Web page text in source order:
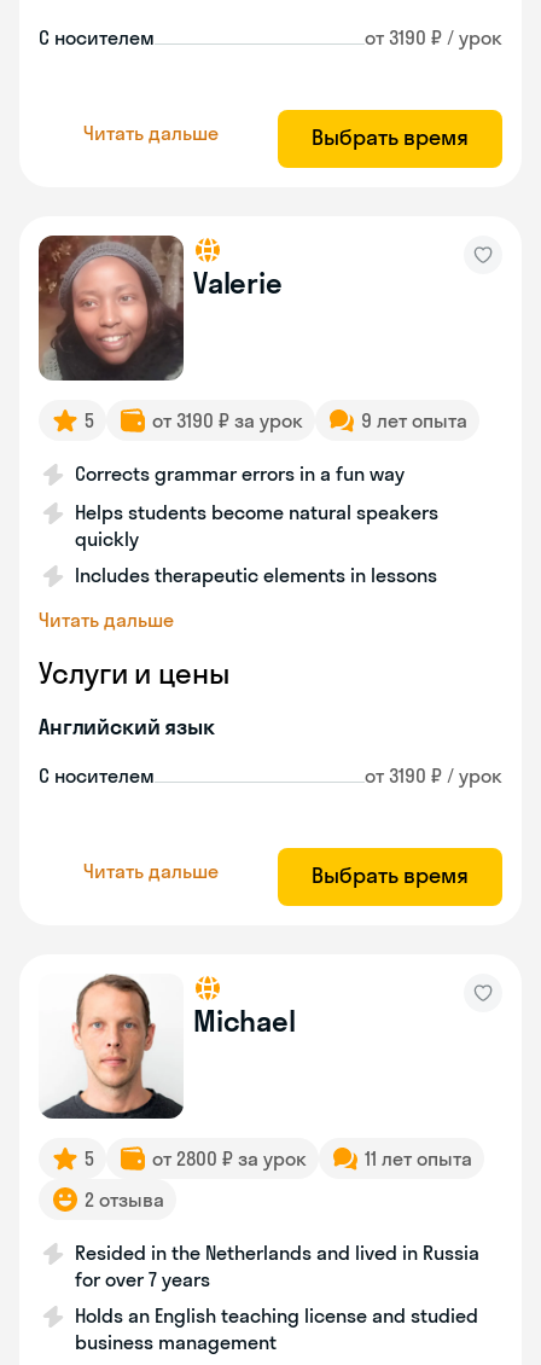
С носителем от 3190 ₽ / урок
Читать дальше Выбрать время
Valerie
5 от 3190 ₽ за урок 9 лет опыта
Corrects grammar errors in a fun way
Helps students become natural speakers
quickly
Includes therapeutic elements in lessons
Читать дальше
Услуги и цены
Английский язык
С носителем от 3190 ₽ / урок
Читать дальше Выбрать время
Michael
5 от 2800 ₽ за урок
11 лет опыта
2 отзыва
Resided in the Netherlands and lived in Russia
for over 7 years
Holds an English teaching license and studied
business management